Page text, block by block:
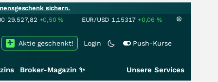
sichern.
29.527,82 +0,50% EUR/USD 1,15317 +0,06 %
Login Push-Kurse
Aktie geschenkt!
Broker-Magazin ✨ Unsere Services